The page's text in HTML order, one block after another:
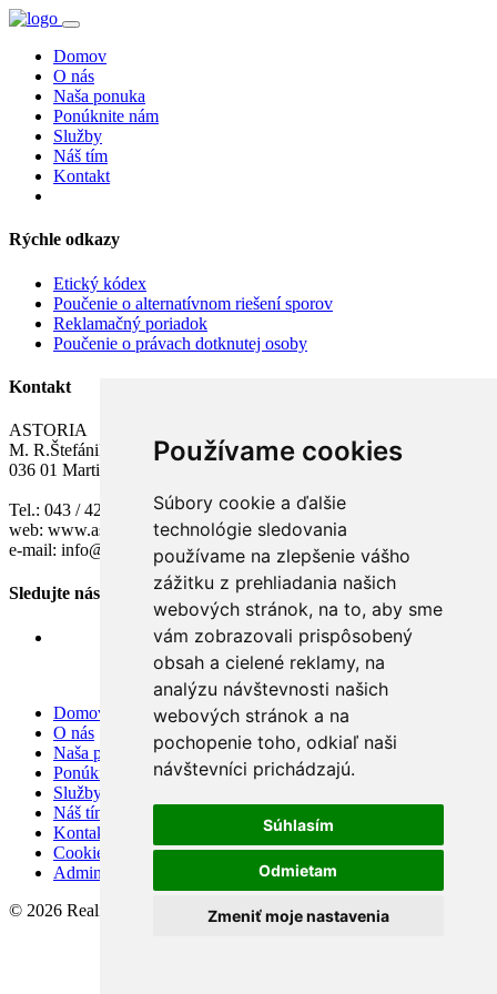
Používame cookies
Súbory cookie a ďalšie
technológie sledovania
používame na zlepšenie vášho
zážitku z prehliadania našich
webových stránok, na to, aby sme
vám zobrazovali prispôsobený
obsah a cielené reklamy, na
analýzu návštevnosti našich
webových stránok a na
pochopenie toho, odkiaľ naši
návštevníci prichádzajú.
Súhlasím
Odmietam
Zmeniť moje nastavenia
Domov
O nás
Naša ponuka
Ponúknite nám
Služby
Náš tím
Kontakt
Rýchle odkazy
Etický kódex
Poučenie o alternatívnom riešení sporov
Reklamačný poriadok
Poučenie o právach dotknutej osoby
Kontakt
ASTORIA
M. R.Štefánika 10
036 01 Martin
Tel.: 043 / 42 211 77
web: www.astoria.sk
e-mail: info@astoria.sk
Sledujte nás
Domov
O nás
Naša ponuka
Ponúknite nám
Služby
Náš tím
Kontakt
Cookies
Admin
© 2026 Reality ASTORIA, s.r.o.